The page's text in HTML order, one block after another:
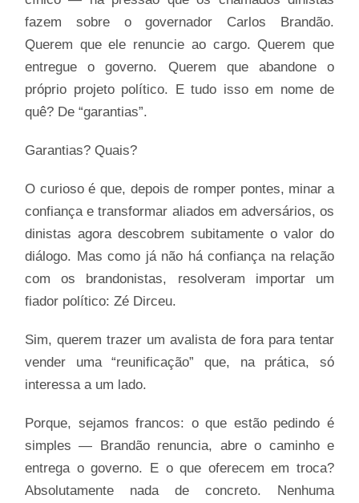
fazem sobre o governador Carlos Brandão.
Querem que ele renuncie ao cargo. Querem que
entregue o governo. Querem que abandone o
próprio projeto político. E tudo isso em nome de
quê? De “garantias”.
Garantias? Quais?
O curioso é que, depois de romper pontes, minar a
confiança e transformar aliados em adversários, os
dinistas agora descobrem subitamente o valor do
diálogo. Mas como já não há confiança na relação
com os brandonistas, resolveram importar um
fiador político: Zé Dirceu.
Sim, querem trazer um avalista de fora para tentar
vender uma “reunificação” que, na prática, só
interessa a um lado.
Porque, sejamos francos: o que estão pedindo é
simples — Brandão renuncia, abre o caminho e
entrega o governo. E o que oferecem em troca?
Absolutamente nada de concreto. Nenhuma